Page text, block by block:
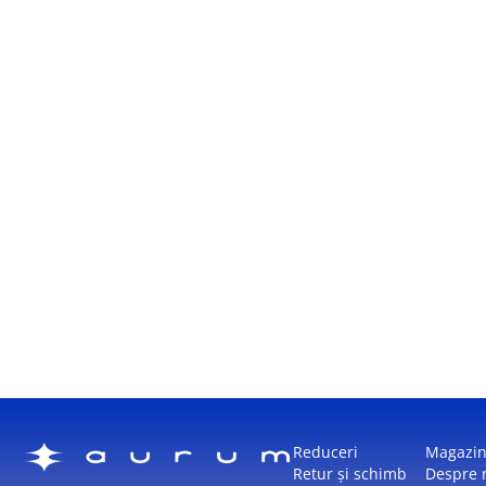
Reduceri
Retur și schimb
Despre